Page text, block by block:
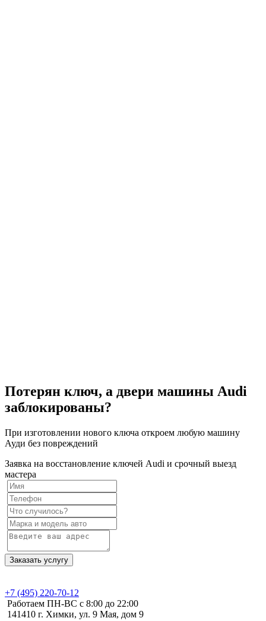
Потерян ключ, а двери машины Audi
заблокированы?
При изготовлении нового ключа откроем любую машину
Ауди без повреждений
Заявка на восстановление ключей Audi и срочный выезд
мастера
Заказать услугу
+7 (495) 220-70-12
Работаем ПН-ВС с 8:00 до 22:00
141410 г. Химки, ул. 9 Мая, дом 9